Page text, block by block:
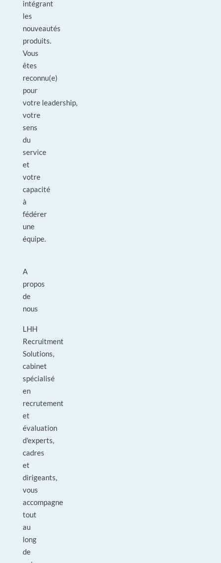
intégrant
les
nouveautés
produits.
Vous
êtes
reconnu(e)
pour
votre leadership,
votre
sens
du
service
et
votre
capacité
à
fédérer
une
équipe.
A
propos
de
nous
LHH
Recruitment
Solutions,
cabinet
spécialisé
en
recrutement
et
évaluation
d'experts,
cadres
et
dirigeants,
vous
accompagne
tout
au
long
de